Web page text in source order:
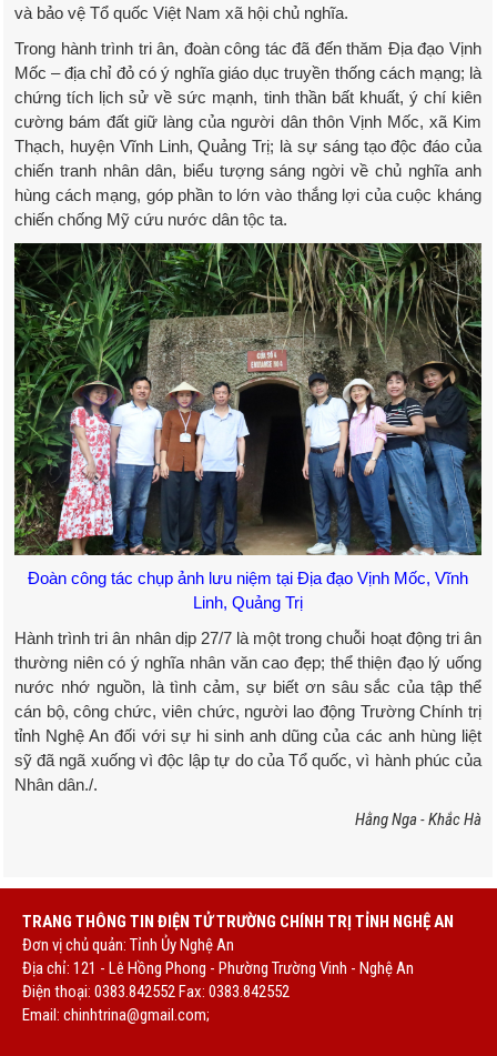
và bảo vệ Tổ quốc Việt Nam xã hội chủ nghĩa.
Trong hành trình tri ân, đoàn công tác đã đến thăm Địa đạo Vịnh
Mốc – địa chỉ đỏ có ý nghĩa giáo dục truyền thống cách mạng; là
chứng tích lịch sử về sức mạnh, tinh thần bất khuất, ý chí kiên
cường bám đất giữ làng của người dân thôn Vịnh Mốc, xã Kim
Thạch, huyện Vĩnh Linh, Quảng Trị; là sự sáng tạo độc đáo của
chiến tranh nhân dân, biểu tượng sáng ngời về chủ nghĩa anh
hùng cách mạng, góp phần to lớn vào thắng lợi của cuộc kháng
chiến chống Mỹ cứu nước dân tộc ta.
Đoàn công tác chụp ảnh lưu niệm tại Địa đạo Vịnh Mốc, Vĩnh
Linh, Quảng Trị
Hành trình tri ân nhân dịp 27/7 là một trong chuỗi hoạt động tri ân
thường niên có ý nghĩa nhân văn cao đẹp; thể thiện đạo lý uống
nước nhớ nguồn, là tình cảm, sự biết ơn sâu sắc của tập thể
cán bộ, công chức, viên chức, người lao động Trường Chính trị
tỉnh Nghệ An đối với sự hi sinh anh dũng của các anh hùng liệt
sỹ đã ngã xuống vì độc lập tự do của Tổ quốc, vì hành phúc của
Nhân dân./.
Hằng Nga - Khắc Hà
TRANG THÔNG TIN ĐIỆN TỬ TRƯỜNG CHÍNH TRỊ TỈNH NGHỆ AN
Đơn vị chủ quản: Tỉnh Ủy Nghệ An
Địa chỉ: 121 - Lê Hồng Phong - Phường Trường Vinh - Nghệ An
Điện thoại: 0383.842552 Fax: 0383.842552
Email: chinhtrina@gmail.com;